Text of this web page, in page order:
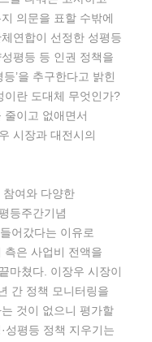
의문을 표할 수밖에
연합이 선정한 성평등
평등 등 인권 정책을
’을 추구한다고 밝힌
이란 도대체 무엇인가?
줄이고 없애면서
시장과 대전시의
여와 다양한
등주간기념
어갔다는 이유로
측은 사업비 전액을
마쳤다. 이장우 시장이
간 정책 모니터링을
것이 없으니 평가할
성평등 정책 지우기는